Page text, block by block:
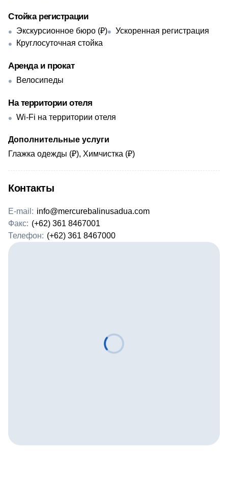
Стойка регистрации
Экскурсионное бюро (₽)
Ускоренная регистрация
Круглосуточная стойка
Аренда и прокат
Велосипеды
На территории отеля
Wi-Fi на территории отеля
Дополнительные услуги
Глажка одежды (₽), Химчистка (₽)
Контакты
E-mail: info@mercurebalinusadua.com
Факс: (+62) 361 8467001
Телефон: (+62) 361 8467000